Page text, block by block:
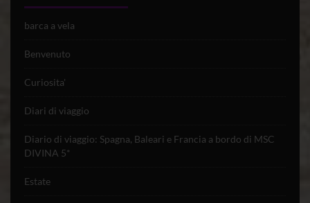
barca a vela
Benvenuto
Curiosita'
Diari di viaggio
Diario di viaggio: Spagna, Baleari e Francia a bordo di MSC
DIVINA 5*
Estate